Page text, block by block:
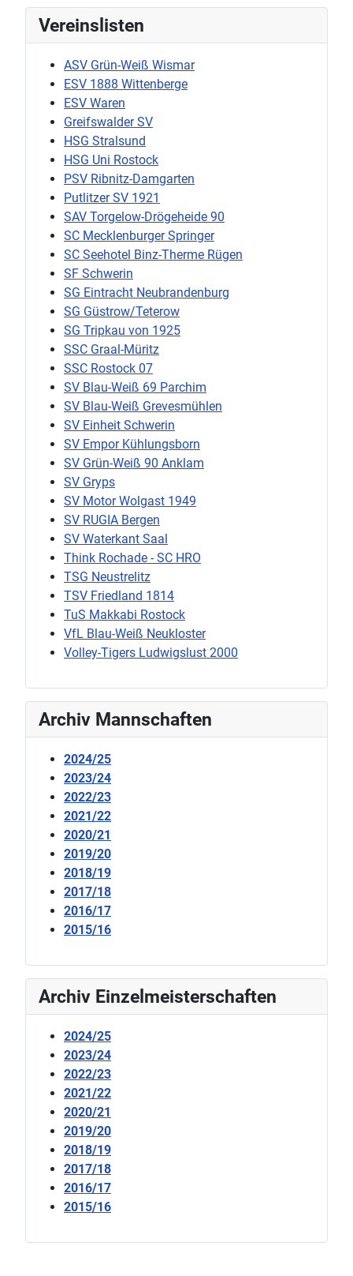
Vereinslisten
ASV Grün-Weiß Wismar
ESV 1888 Wittenberge
ESV Waren
Greifswalder SV
HSG Stralsund
HSG Uni Rostock
PSV Ribnitz-Damgarten
Putlitzer SV 1921
SAV Torgelow-Drögeheide 90
SC Mecklenburger Springer
SC Seehotel Binz-Therme Rügen
SF Schwerin
SG Eintracht Neubrandenburg
SG Güstrow/Teterow
SG Tripkau von 1925
SSC Graal-Müritz
SSC Rostock 07
SV Blau-Weiß 69 Parchim
SV Blau-Weiß Grevesmühlen
SV Einheit Schwerin
SV Empor Kühlungsborn
SV Grün-Weiß 90 Anklam
SV Gryps
SV Motor Wolgast 1949
SV RUGIA Bergen
SV Waterkant Saal
Think Rochade - SC HRO
TSG Neustrelitz
TSV Friedland 1814
TuS Makkabi Rostock
VfL Blau-Weiß Neukloster
Volley-Tigers Ludwigslust 2000
Archiv Mannschaften
2024/25
2023/24
2022/23
2021/22
2020/21
2019/20
2018/19
2017/18
2016/17
2015/16
Archiv Einzelmeisterschaften
2024/25
2023/24
2022/23
2021/22
2020/21
2019/20
2018/19
2017/18
2016/17
2015/16